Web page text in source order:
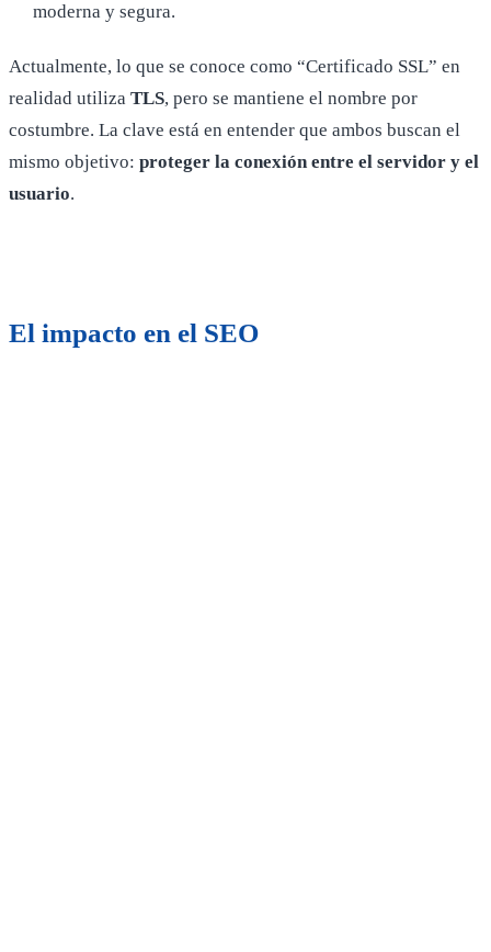
moderna y segura.
Actualmente, lo que se conoce como “Certificado SSL” en
realidad utiliza TLS, pero se mantiene el nombre por
costumbre. La clave está en entender que ambos buscan el
mismo objetivo: proteger la conexión entre el servidor y el
usuario.
El impacto en el SEO